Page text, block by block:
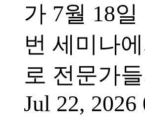
가 7월 18
번 세미나
로 전문가
Jul 22,